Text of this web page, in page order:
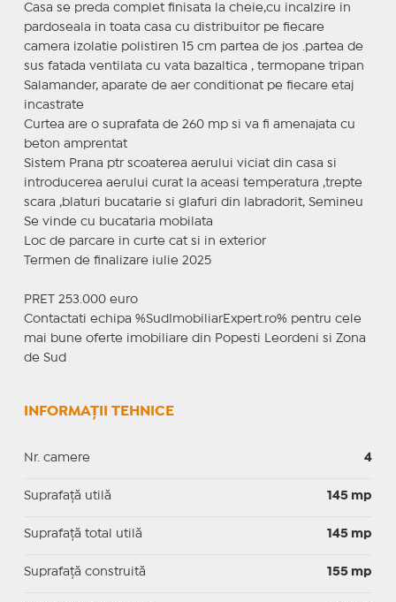
Casa se preda complet finisata la cheie,cu incalzire in
pardoseala in toata casa cu distribuitor pe fiecare
camera izolatie polistiren 15 cm partea de jos .partea de
sus fatada ventilata cu vata bazaltica , termopane tripan
Salamander, aparate de aer conditionat pe fiecare etaj
incastrate
Curtea are o suprafata de 260 mp si va fi amenajata cu
beton amprentat
Sistem Prana ptr scoaterea aerului viciat din casa si
introducerea aerului curat la aceasi temperatura ,trepte
scara ,blaturi bucatarie si glafuri din labradorit, Semineu
Se vinde cu bucataria mobilata
Loc de parcare in curte cat si in exterior
Termen de finalizare iulie 2025
PRET 253.000 euro
Contactati echipa %SudImobiliarExpert.ro% pentru cele
mai bune oferte imobiliare din Popesti Leordeni si Zona
de Sud
INFORMAȚII TEHNICE
Nr. camere 4
Suprafaţă utilă 145 mp
Suprafaţă total utilă 145 mp
Suprafaţă construită 155 mp